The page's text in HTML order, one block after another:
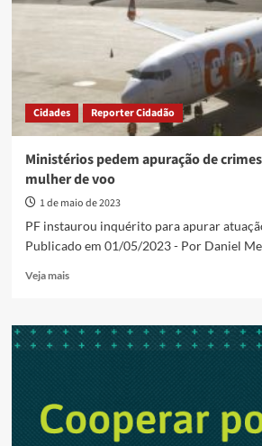
Cidades Reporter Cidadão
Ministérios pedem apuração de
mulher de voo
1 de maio de 2023
PF instaurou inquérito para apurar
Publicado em 01/05/2023 - Por Daniel
Veja maisRead
Ministérios
pedem
em
retirada